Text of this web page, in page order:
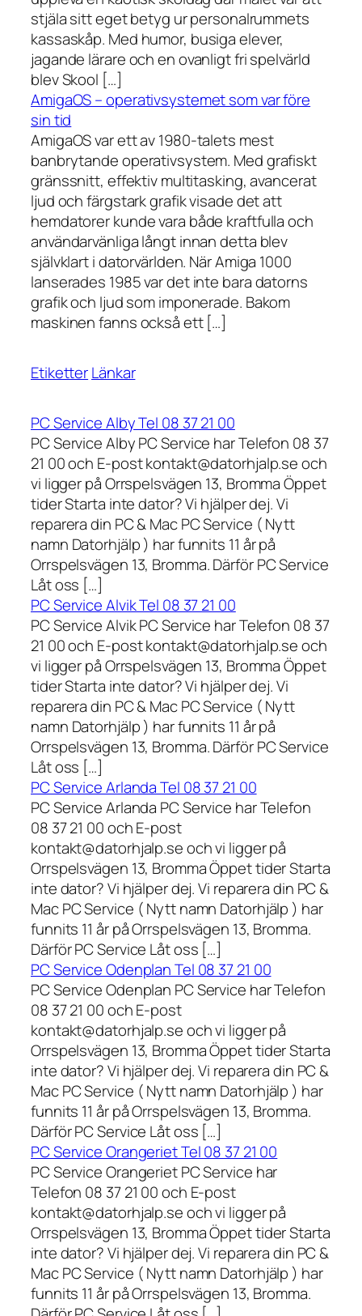
stjäla sitt eget betyg ur personalrummets
kassaskåp. Med humor, busiga elever,
jagande lärare och en ovanligt fri spelvärld
blev Skool […]
AmigaOS – operativsystemet som var före
sin tid
AmigaOS var ett av 1980-talets mest
banbrytande operativsystem. Med grafiskt
gränssnitt, effektiv multitasking, avancerat
ljud och färgstark grafik visade det att
hemdatorer kunde vara både kraftfulla och
användarvänliga långt innan detta blev
självklart i datorvärlden. När Amiga 1000
lanserades 1985 var det inte bara datorns
grafik och ljud som imponerade. Bakom
maskinen fanns också ett […]
EtiketterLänkar
PC Service Alby Tel 08 37 21 00
PC Service Alby PC Service har Telefon 08 37
21 00 och E-post kontakt@datorhjalp.se och
vi ligger på Orrspelsvägen 13, Bromma Öppet
tider Starta inte dator? Vi hjälper dej. Vi
reparera din PC & Mac PC Service ( Nytt
namn Datorhjälp ) har funnits 11 år på
Orrspelsvägen 13, Bromma. Därför PC Service
Låt oss […]
PC Service Alvik Tel 08 37 21 00
PC Service Alvik PC Service har Telefon 08 37
21 00 och E-post kontakt@datorhjalp.se och
vi ligger på Orrspelsvägen 13, Bromma Öppet
tider Starta inte dator? Vi hjälper dej. Vi
reparera din PC & Mac PC Service ( Nytt
namn Datorhjälp ) har funnits 11 år på
Orrspelsvägen 13, Bromma. Därför PC Service
Låt oss […]
PC Service Arlanda Tel 08 37 21 00
PC Service Arlanda PC Service har Telefon
08 37 21 00 och E-post
kontakt@datorhjalp.se och vi ligger på
Orrspelsvägen 13, Bromma Öppet tider Starta
inte dator? Vi hjälper dej. Vi reparera din PC &
Mac PC Service ( Nytt namn Datorhjälp ) har
funnits 11 år på Orrspelsvägen 13, Bromma.
Därför PC Service Låt oss […]
PC Service Odenplan Tel 08 37 21 00
PC Service Odenplan PC Service har Telefon
08 37 21 00 och E-post
kontakt@datorhjalp.se och vi ligger på
Orrspelsvägen 13, Bromma Öppet tider Starta
inte dator? Vi hjälper dej. Vi reparera din PC &
Mac PC Service ( Nytt namn Datorhjälp ) har
funnits 11 år på Orrspelsvägen 13, Bromma.
Därför PC Service Låt oss […]
PC Service Orangeriet Tel 08 37 21 00
PC Service Orangeriet PC Service har
Telefon 08 37 21 00 och E-post
kontakt@datorhjalp.se och vi ligger på
Orrspelsvägen 13, Bromma Öppet tider Starta
inte dator? Vi hjälper dej. Vi reparera din PC &
Mac PC Service ( Nytt namn Datorhjälp ) har
funnits 11 år på Orrspelsvägen 13, Bromma.